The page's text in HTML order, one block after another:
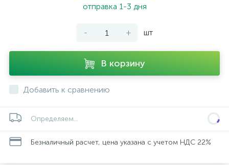
отправка 1-3 дня
- + шт
В корзину
Добавить к сравнению
Определяем...
Безналичный расчет, цена указана с учетом НДС 22%